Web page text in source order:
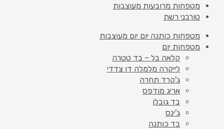
מטפחות מרובעות מעוצבות
טורבני רשת
מטפחות כותנה יום יום מעוצבות
מטפחות יום
קלאה בל – בד טטרה
לייקרה מלמלה דו צדדי
ג'קרד תחרה
אריג מודפס
בד גובלן
ג'ינס
בד כותנה